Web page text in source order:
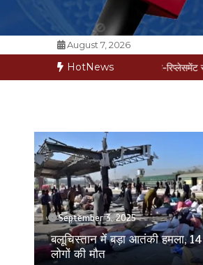
August 7, 2026
HotNews
मौत की कगार पर मैक्स में नी-रिप्लेसमेंट से महिला को
April 18, 2025
1 लाख 70 हजार लोग रवाना, क्यों
देश छोड़ रहे पाकिस्तानी? ये सरकारी
आदेश बना मुसीबत